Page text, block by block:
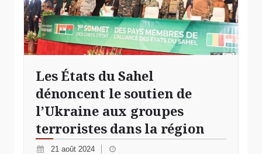
Les États du Sahel
dénoncent le soutien de
l’Ukraine aux groupes
terroristes dans la région
21 août 2024